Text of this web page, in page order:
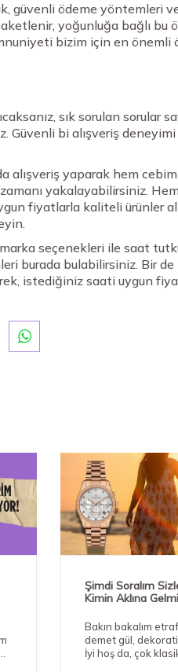
güvenli ödeme yöntemleri
yoğunluğa bağlı
bizim için en
sık sorulan
Güvenli bi alışveriş
alışveriş yaparak hem
yakalayabilirsiniz.
fiyatlarla kaliteli ürünler
seçenekleri ile saat
burada bulabilirsiniz. Bir
istediğiniz saati uygun
Şimdi Soralım
Kimin Aklına
Bakın bakalım
demet gül,
İyi hoş da, çok